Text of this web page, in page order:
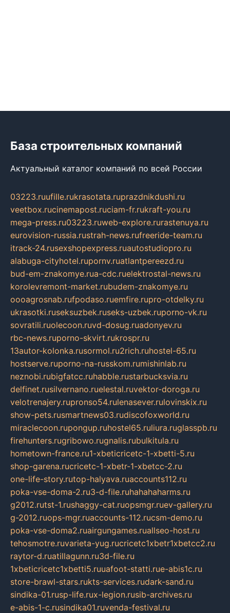
База строительных компаний
Актуальный каталог компаний по всей России
03223.ruufille.rukrasotata.ruprazdnikdushi.ru
veetbox.rucinemapost.ruciam-fr.rukraft-you.ru
mega-press.ru03223.ruweb-explore.rurastenuya.ru
eurovision-russia.rustrah-news.rufreeride-team.ru
itrack-24.rusexshopexpress.ruautostudiopro.ru
alabuga-cityhotel.rupornv.ruatlantpereezd.ru
bud-em-znakomye.rua-cdc.ruelektrostal-news.ru
korolevremont-market.rubudem-znakomye.ru
oooagrosnab.rufpodaso.ruemfire.rupro-otdelky.ru
ukrasotki.ruseksuzbek.ruseks-uzbek.ruporno-vk.ru
sovratili.ruolecoon.ruvd-dosug.ruadonyev.ru
rbc-news.ruporno-skvirt.rukrospr.ru
13autor-kolonka.rusormol.ru2rich.ruhostel-65.ru
hostserve.ruporno-na-russkom.rumishinlab.ru
neznobi.rubigfatcc.ruhabble.rustarbucksvia.ru
delfinet.rusilvernano.ruelestal.ruvektor-doroga.ru
velotrenajery.rupronso54.rulenasever.rulovinskix.ru
show-pets.rusmartnews03.rudiscofoxworld.ru
miraclecoon.rupongup.ruhostel65.ruliura.ruglasspb.ru
firehunters.rugribowo.rugnalis.rubulkitula.ru
hometown-france.ru1-xbeticricetc-1-xbetti-5.ru
shop-garena.rucricetc-1-xbetr-1-xbetcc-2.ru
one-life-story.rutop-halyava.ruaccounts112.ru
poka-vse-doma-2.ru3-d-file.ruhahahaharms.ru
g2012.rutst-1.rushaggy-cat.ruopsmgr.ruev-gallery.ru
g-2012.ruops-mgr.ruaccounts-112.rucsm-demo.ru
poka-vse-doma2.ruairgungames.ruallseo-host.ru
tehosmotre.ruvarieta-yug.rucricetc1xbetr1xbetcc2.ru
raytor-d.ruatillagunn.ru3d-file.ru
1xbeticricetc1xbetti5.ruuafoot-statti.rue-abis1c.ru
store-brawl-stars.rukts-services.rudark-sand.ru
sindika-01.rusp-life.rux-legion.rusib-archives.ru
e-abis-1-c.rusindika01.ruvenda-festival.ru